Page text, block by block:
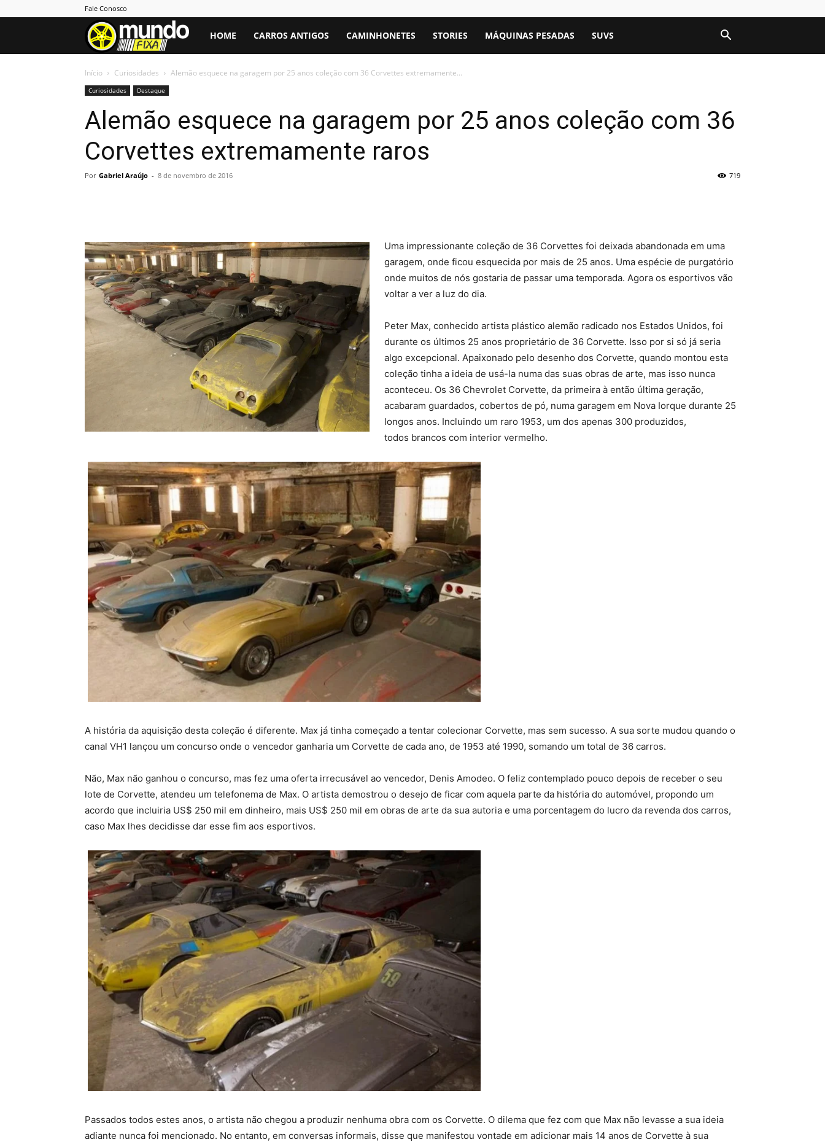
Fale Conosco
Mundo
Fixa
HOME CARROS ANTIGOS CAMINHONETES STORIES MÁQUINAS PESADAS SUVS
Início Curiosidades Alemão esquece na garagem por 25 anos coleção com 36 Corvettes extremamente...
Curiosidades Destaque
Alemão esquece na garagem por 25 anos coleção com 36
Corvettes extremamente raros
Por Gabriel Araújo - 8 de novembro de 2016 719
Uma impressionante coleção de 36 Corvettes foi deixada abandonada em uma
garagem, onde ficou esquecida por mais de 25 anos. Uma espécie de purgatório
onde muitos de nós gostaria de passar uma temporada. Agora os esportivos vão
voltar a ver a luz do dia.
Peter Max, conhecido artista plástico alemão radicado nos Estados Unidos, foi
durante os últimos 25 anos proprietário de 36 Corvette. Isso por si só já seria
algo excepcional. Apaixonado pelo desenho dos Corvette, quando montou esta
coleção tinha a ideia de usá-la numa das suas obras de arte, mas isso nunca
aconteceu. Os 36 Chevrolet Corvette, da primeira à então última geração,
acabaram guardados, cobertos de pó, numa garagem em Nova Iorque durante 25
longos anos. Incluindo um raro 1953, um dos apenas 300 produzidos,
todos brancos com interior vermelho.
A história da aquisição desta coleção é diferente. Max já tinha começado a tentar colecionar Corvette, mas sem sucesso. A sua sorte mudou quando o
canal VH1 lançou um concurso onde o vencedor ganharia um Corvette de cada ano, de 1953 até 1990, somando um total de 36 carros.
Não, Max não ganhou o concurso, mas fez uma oferta irrecusável ao vencedor, Denis Amodeo. O feliz contemplado pouco depois de receber o seu
lote de Corvette, atendeu um telefonema de Max. O artista demostrou o desejo de ficar com aquela parte da história do automóvel, propondo um
acordo que incluiria US$ 250 mil em dinheiro, mais US$ 250 mil em obras de arte da sua autoria e uma porcentagem do lucro da revenda dos carros,
caso Max lhes decidisse dar esse fim aos esportivos.
Passados todos estes anos, o artista não chegou a produzir nenhuma obra com os Corvette. O dilema que fez com que Max não levasse a sua ideia
adiante nunca foi mencionado. No entanto, em conversas informais, disse que manifestou vontade em adicionar mais 14 anos de Corvette à sua